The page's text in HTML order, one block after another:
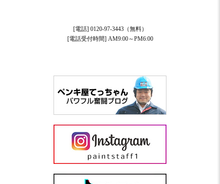
[電話] 0120-97-3443（無料）
[電話受付時間] AM9:00～PM6:00